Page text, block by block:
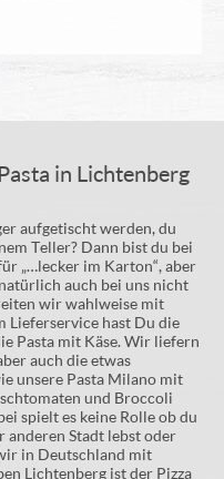
in Lichtenberg
aufgetischt werden, du
Teller? Dann bist du bei
„…lecker im Karton“, aber
auch bei uns nicht
wir wahlweise mit
Lieferservice hast Du die
Pasta mit Käse. Wir liefern
auch die etwas
unsere Pasta Milano mit
und Broccoli
spielt es keine Rolle ob du
anderen Stadt lebst oder
in Deutschland mit
Lichtenberg ist der Pizza